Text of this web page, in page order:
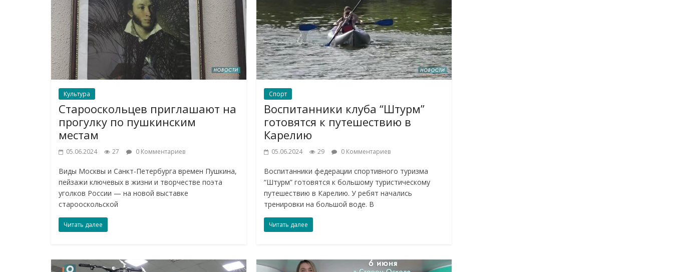
Культура
Старооскольцев приглашают на
прогулку по пушкинским
местам
05.06.2024 27 0 Комментариев
Виды Москвы и Санкт-Петербурга времен Пушкина,
пейзажи ключевых в жизни и творчестве поэта
уголков России — на новой выставке
старооскольской
Читать далее
Спорт
Воспитанники клуба “Штурм”
готовятся к путешествию в
Карелию
05.06.2024 29 0 Комментариев
Воспитанники федерации спортивного туризма
“Штурм” готовятся к большому туристическому
путешествию в Карелию. У ребят начались
тренировки на большой воде. В
Читать далее